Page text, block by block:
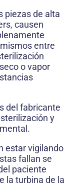
piezas de alta
causen
entre
o vapor
del fabricante
y
estar vigilando
fallan se
paciente
la turbina de la